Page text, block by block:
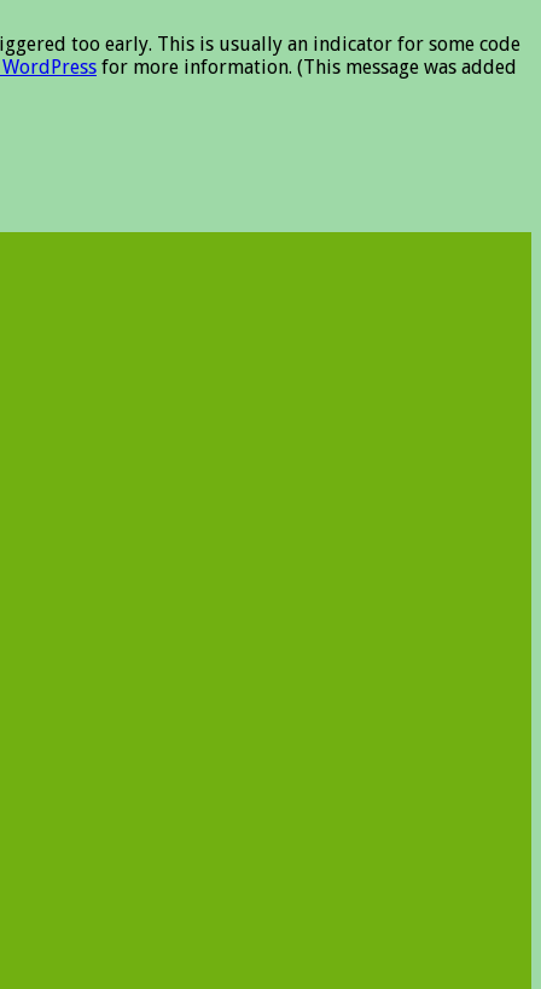
too early. This is usually an indicator for some code
for more information. (This message was added